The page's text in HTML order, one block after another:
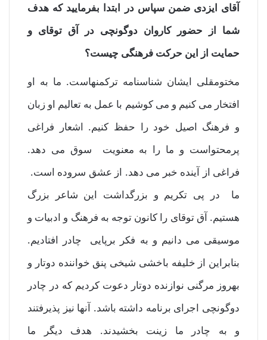
آقای ایزدی ضمن سپاس در ابتدا بفرمایید که هدف
شما از حضور کاروان دوگونچی در آق توقای و
حمایت از این حرکت فرهنگی چیست؟
مختومقلی ایشان شناسنامه ترکمنهاست. ما به او
افتخار می کنیم و می کوشیم با عمل به تعالیم او زبان
و فرهنگ اصیل خود را حفظ کنیم. اشعار فراغی
پرمحتواست و ما را به معنویت سوق می دهد.
فراغی از آینده خبر می دهد. از عشق سروده است.
ما در پی تکریم و بزرگداشت این شاعر بزرگ
هستیم. آق توقای را کانون توجه به فرهنگ و ادبیات و
موسیقی می دانیم و به فکر برپایی چادر افتادیم.
بنابراین از خلیفه باخشی شیخی پنق خواننده دوتار و
بهروز مرگنی نوازنده دوتار دعوت کردیم که در چادر
دوگونچی اجرای برنامه داشته باشد. آنها نیز پذیرفتند
و به چادر ما زینت بخشیدند. هدف دیگر ما